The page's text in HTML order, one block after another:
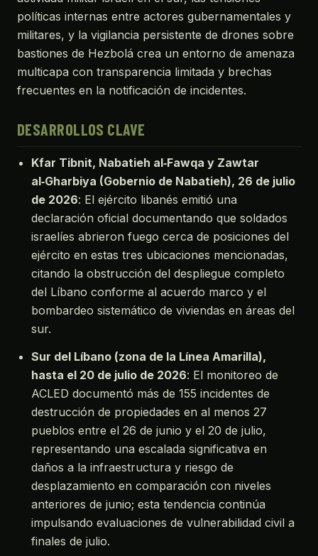
políticas internas entre actores gubernamentales y
militares, y la vigilancia persistente de drones sobre
bastiones de Hezbolá crea un entorno de amenaza
multicapa con transparencia limitada y brechas
frecuentes en la notificación de incidentes.
DESARROLLOS CLAVE
Kfar Tibnit, Nabatieh al‑Fawqa y Zawtar
al‑Gharbiya (Gobernio de Nabatieh), 26 de julio
de 2026: El ejército libanés emitió una
declaración oficial documentando que soldados
israelíes abrieron fuego cerca de posiciones del
ejército en estas tres ubicaciones mencionadas,
citando la obstrucción del despliegue completo
del Líbano conforme al acuerdo marco y el
bombardeo sistemático de viviendas en áreas del
sur.
Sur del Líbano (zona de la Línea Amarilla),
hasta el 20 de julio de 2026: El monitoreo de
ACLED documentó más de 155 incidentes de
destrucción de propiedades en al menos 27
pueblos entre el 26 de junio y el 20 de julio,
representando una escalada significativa en
daños a la infraestructura y riesgo de
desplazamiento en comparación con niveles
anteriores de junio; esta tendencia continúa
impulsando evaluaciones de vulnerabilidad civil a
finales de julio.